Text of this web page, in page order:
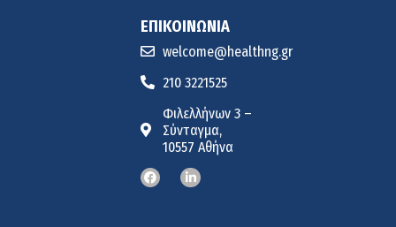
ΕΠΙΚΟΙΝΩΝΙΑ
welcome@healthng.gr
210 3221525
Φιλελλήνων 3 –
Σύνταγμα,
10557 Αθήνα